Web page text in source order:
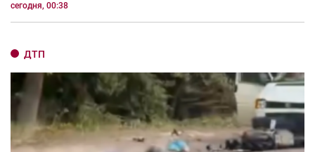
сегодня, 00:38
ДТП